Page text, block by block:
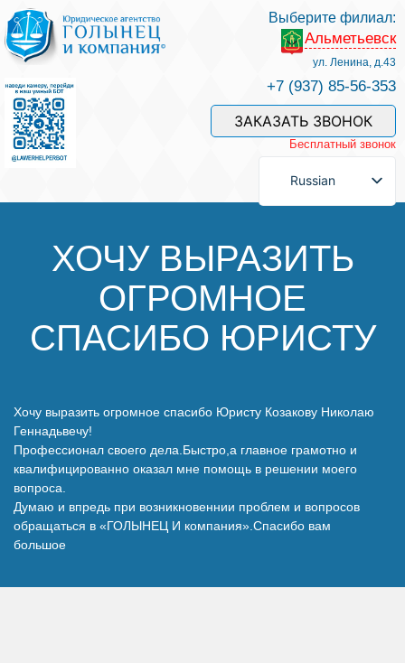
Услуги и наши специалисты
Оплата услуг
Задать вопрос
Полезные статьи
Наши победы
Видео о нас
Выберите филиал:
Альметьевск
ул. Ленина, д.43
+7 (937) 85-56-353
ЗАКАЗАТЬ ЗВОНОК
Бесплатный звонок
Russian
ХОЧУ ВЫРАЗИТЬ
ОГРОМНОЕ
СПАСИБО ЮРИСТУ
Хочу выразить огромное спасибо Юристу Козакову Николаю
Геннадьвечу!
Профессионал своего дела.Быстро,а главное грамотно и
квалифицированно оказал мне помощь в решении моего
вопроса.
Думаю и впредь при возникновеннии проблем и вопросов
обращаться в «ГОЛЫНЕЦ И компания».Спасибо вам
большое